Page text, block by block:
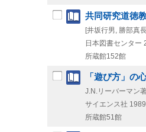
共同研究道徳
[井坂行男, 勝部真
日本図書センター
所蔵館152館
「遊び方」の
J.N.リーバーマン
サイエンス社
所蔵館51館